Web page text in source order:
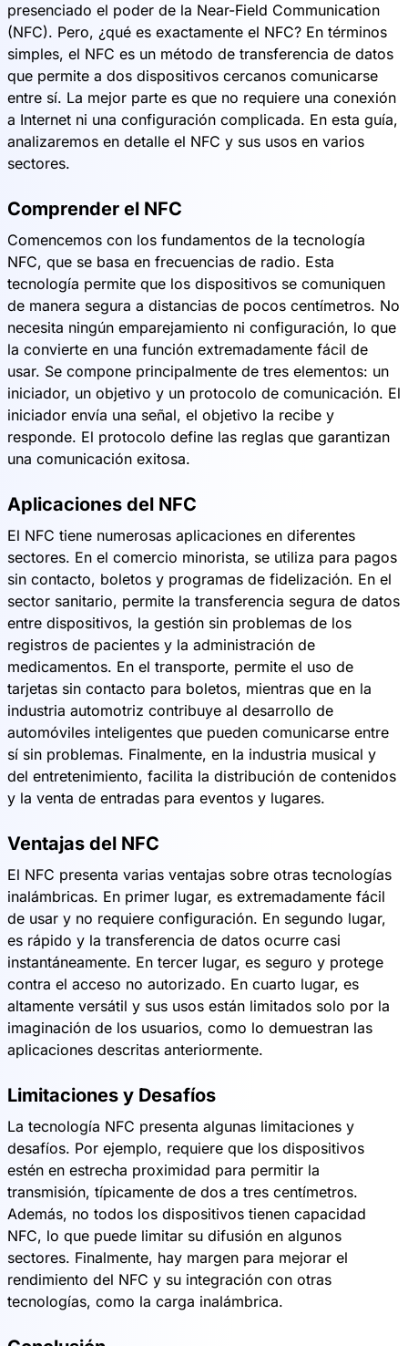
presenciado el poder de la Near-Field Communication
(NFC). Pero, ¿qué es exactamente el NFC? En términos
simples, el NFC es un método de transferencia de datos
que permite a dos dispositivos cercanos comunicarse
entre sí. La mejor parte es que no requiere una conexión
a Internet ni una configuración complicada. En esta guía,
analizaremos en detalle el NFC y sus usos en varios
sectores.
Comprender el NFC
Comencemos con los fundamentos de la tecnología
NFC, que se basa en frecuencias de radio. Esta
tecnología permite que los dispositivos se comuniquen
de manera segura a distancias de pocos centímetros. No
necesita ningún emparejamiento ni configuración, lo que
la convierte en una función extremadamente fácil de
usar. Se compone principalmente de tres elementos: un
iniciador, un objetivo y un protocolo de comunicación. El
iniciador envía una señal, el objetivo la recibe y
responde. El protocolo define las reglas que garantizan
una comunicación exitosa.
Aplicaciones del NFC
El NFC tiene numerosas aplicaciones en diferentes
sectores. En el comercio minorista, se utiliza para pagos
sin contacto, boletos y programas de fidelización. En el
sector sanitario, permite la transferencia segura de datos
entre dispositivos, la gestión sin problemas de los
registros de pacientes y la administración de
medicamentos. En el transporte, permite el uso de
tarjetas sin contacto para boletos, mientras que en la
industria automotriz contribuye al desarrollo de
automóviles inteligentes que pueden comunicarse entre
sí sin problemas. Finalmente, en la industria musical y
del entretenimiento, facilita la distribución de contenidos
y la venta de entradas para eventos y lugares.
Ventajas del NFC
El NFC presenta varias ventajas sobre otras tecnologías
inalámbricas. En primer lugar, es extremadamente fácil
de usar y no requiere configuración. En segundo lugar,
es rápido y la transferencia de datos ocurre casi
instantáneamente. En tercer lugar, es seguro y protege
contra el acceso no autorizado. En cuarto lugar, es
altamente versátil y sus usos están limitados solo por la
imaginación de los usuarios, como lo demuestran las
aplicaciones descritas anteriormente.
Limitaciones y Desafíos
La tecnología NFC presenta algunas limitaciones y
desafíos. Por ejemplo, requiere que los dispositivos
estén en estrecha proximidad para permitir la
transmisión, típicamente de dos a tres centímetros.
Además, no todos los dispositivos tienen capacidad
NFC, lo que puede limitar su difusión en algunos
sectores. Finalmente, hay margen para mejorar el
rendimiento del NFC y su integración con otras
tecnologías, como la carga inalámbrica.